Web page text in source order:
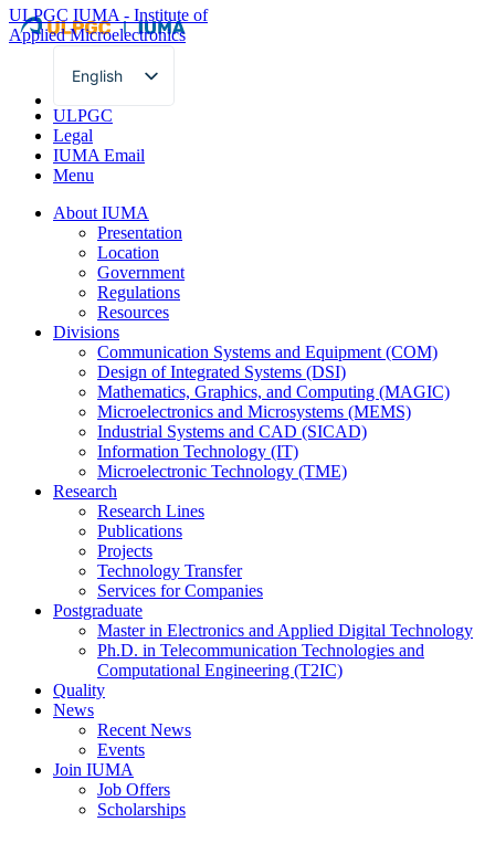
ULPGC IUMA - Institute of
Applied Microelectronics
English
Spanish
ULPGC
Legal
IUMA Email
Menu
About IUMA
Presentation
Location
Government
Regulations
Resources
Divisions
Communication Systems and Equipment (COM)
Design of Integrated Systems (DSI)
Mathematics, Graphics, and Computing (MAGIC)
Microelectronics and Microsystems (MEMS)
Industrial Systems and CAD (SICAD)
Information Technology (IT)
Microelectronic Technology (TME)
Research
Research Lines
Publications
Projects
Technology Transfer
Services for Companies
Postgraduate
Master in Electronics and Applied Digital Technology
Ph.D. in Telecommunication Technologies and
Computational Engineering (T2IC)
Quality
News
Recent News
Events
Join IUMA
Job Offers
Scholarships